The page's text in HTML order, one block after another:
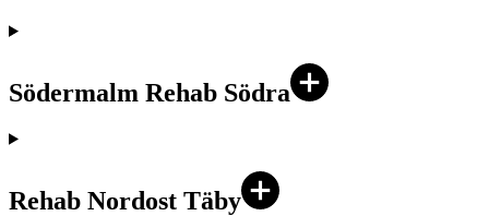
Södermalm Rehab Södra
Rehab Nordost Täby